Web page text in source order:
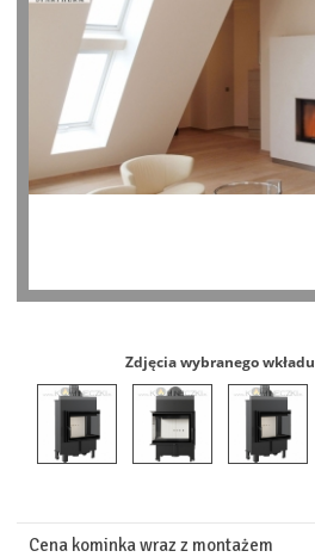
Zdjęcia wybranego wkładu
Cena kominka wraz z montażem